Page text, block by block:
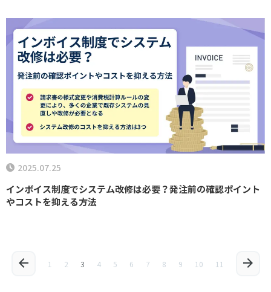
インボイス制度でシステム改修は必要？発注前の確認ポイント
やコストを抑える方法
2025.07.25
1 2 3 4 5 6 7 8 9 10 11